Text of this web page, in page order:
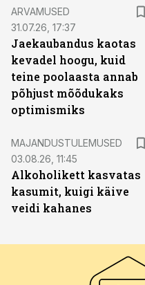
ARVAMUSED
31.07.26, 17:37
Jaekaubandus kaotas
kevadel hoogu, kuid
teine poolaasta annab
põhjust mõõdukaks
optimismiks
MAJANDUSTULEMUSED
03.08.26, 11:45
Alkoholikett kasvatas
kasumit, kuigi käive
veidi kahanes